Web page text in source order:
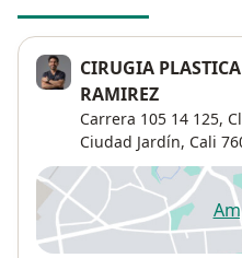
CIRUGIA
RAMIREZ
Carrera 105 14 125,
Ciudad Jardín, Cali